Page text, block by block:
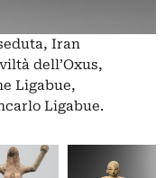
Iran
dell’Oxus,
Ligabue,
Ligabue.